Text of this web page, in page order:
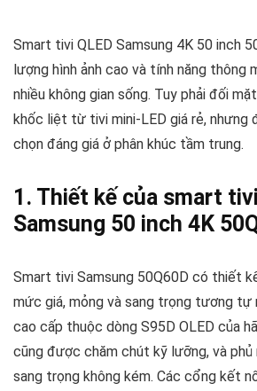
Smart tivi QLED Samsung 4K 50 inch
lượng hình ảnh cao và tính năng thông
nhiều không gian sống. Tuy phải đối
khốc liệt từ tivi mini-LED giá rẻ, nhưng
chọn đáng giá ở phân khúc tầm trung.
1. Thiết kế của smart
Samsung 50 inch 4K
Smart tivi Samsung 50Q60D có thiết
mức giá, mỏng và sang trọng tương tự
cao cấp thuộc dòng S95D OLED của
cũng được chăm chút kỹ lưỡng, và phủ
sang trọng không kém. Các cổng kết